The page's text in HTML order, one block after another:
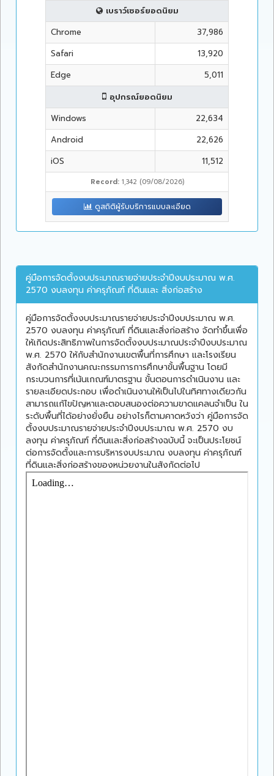
เบราว์เซอร์ยอดนิยม
Chrome
37,986
Safari
13,920
Edge
5,011
อุปกรณ์ยอดนิยม
Windows
22,634
Android
22,626
iOS
11,512
Record:1,342 (09/08/2026)
ดูสถิติผู้รับบริการแบบละเอียด
คู่มือการจัดตั้งงบประมาณรายจ่ายประจำปีงบประมาณ พ.ศ.
2570 งบลงทุน ค่าครุภัณฑ์ ที่ดินและ สิ่งก่อสร้าง
คู่มือการจัดตั้งงบประมาณรายจ่ายประจำปีงบประมาณ พ.ศ.
2570 งบลงทุน ค่าครุภัณฑ์ ที่ดินและสิ่งก่อสร้าง จัดทำขึ้นเพื่อ
ให้เกิดประสิทธิภาพในการจัดตั้งงบประมาณประจำปีงบประมาณ
พ.ศ. 2570 ให้กับสำนักงานเขตพื้นที่การศึกษา และโรงเรียน
สังกัดสำนักงานคณะกรรมการการศึกษาขั้นพื้นฐาน โดยมี
กระบวนการที่เน้นเกณฑ์มาตรฐาน ขั้นตอนการดำเนินงาน และ
รายละเอียดประกอบ เพื่อดำเนินงานให้เป็นไปในทิศทางเดียวกัน
สามารถแก้ไขปัญหาและตอบสนองต่อความขาดแคลนจำเป็น ใน
ระดับพื้นที่ได้อย่างยั่งยืน อย่างไรก็ตามคาดหวังว่า คู่มือการจัด
ตั้งงบประมาณรายจ่ายประจำปีงบประมาณ พ.ศ. 2570 งบ
ลงทุน ค่าครุภัณฑ์ ที่ดินและสิ่งก่อสร้างฉบับนี้ จะเป็นประโยชน์
ต่อการจัดตั้งและการบริหารงบประมาณ งบลงทุน ค่าครุภัณฑ์
ที่ดินและสิ่งก่อสร้างของหน่วยงานในสังกัดต่อไป